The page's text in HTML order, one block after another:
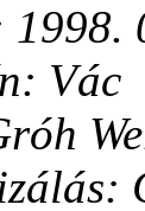
Vác